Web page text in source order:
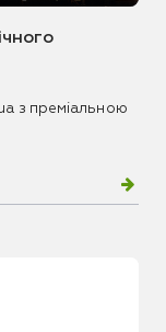
з преміальною